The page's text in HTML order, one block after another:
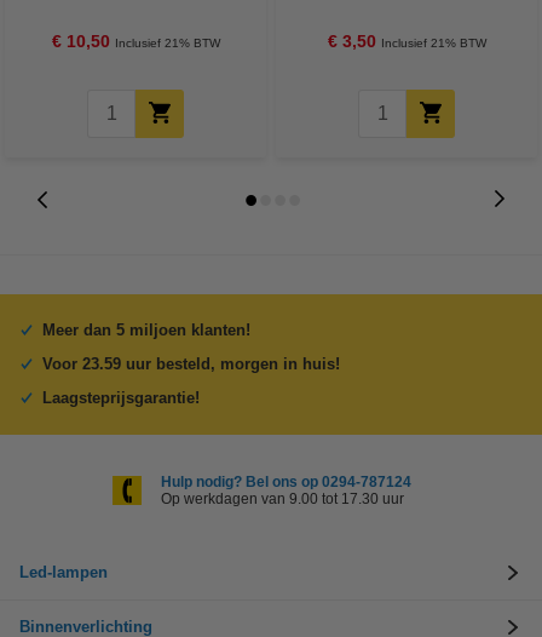
€ 10,50 Inclusief 21% BTW € 3,50 Inclusief 21% BTW
Meer dan 5 miljoen klanten!
Voor 23.59 uur besteld, morgen in huis!
Laagsteprijsgarantie!
Hulp nodig? Bel ons op 0294-787124
Op werkdagen van 9.00 tot 17.30 uur
Led-lampen
Binnenverlichting